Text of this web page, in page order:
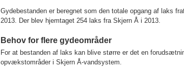
Gydebestanden er beregnet som den totale opgang af laks
2013. Der blev hjemtaget 254 laks fra Skjern Å i 2013.
Behov for flere gydeområder
For at bestanden af laks kan blive større er det en
opvækstområder i Skjern Å-vandsystem.